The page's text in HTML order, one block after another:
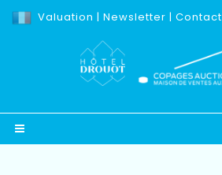
Valuation | Newsletter | Contact